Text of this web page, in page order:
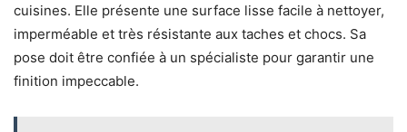
cuisines. Elle présente une surface lisse facile à nettoyer,
imperméable et très résistante aux taches et chocs. Sa
pose doit être confiée à un spécialiste pour garantir une
finition impeccable.